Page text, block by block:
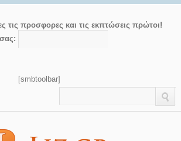
τις προσφορες και τις εκπτώσεις πρώτοι!
[smbtoolbar]